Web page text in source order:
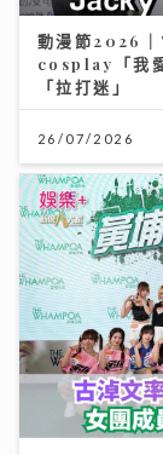
動漫節2026｜
cosplay「我
「拉打迷」
26/07/2026